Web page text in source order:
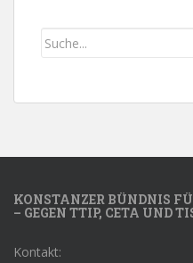
KONSTANZER BÜNDNIS
– GEGEN TTIP, CETA UND
Kontakt: